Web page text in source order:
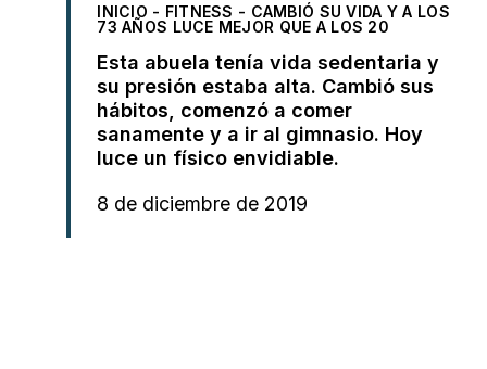
INICIO - FITNESS - CAMBIÓ SU VIDA Y A LOS
73 AÑOS LUCE MEJOR QUE A LOS 20
Esta abuela tenía vida sedentaria y
su presión estaba alta. Cambió sus
hábitos, comenzó a comer
sanamente y a ir al gimnasio. Hoy
luce un físico envidiable.
8 de diciembre de 2019